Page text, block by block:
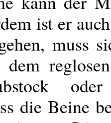
ist er
muss
die Beine